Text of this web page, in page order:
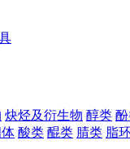
炔烃及衍生物 醇类
酸类 醌类 腈类 脂